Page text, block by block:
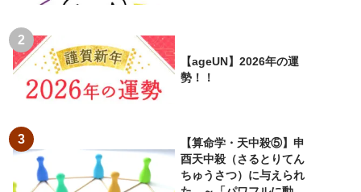
【ageUN】2026年の運
勢！！
【算命学・天中殺⑤】申
酉天中殺（さるとりてん
ちゅうさつ）に与えられ